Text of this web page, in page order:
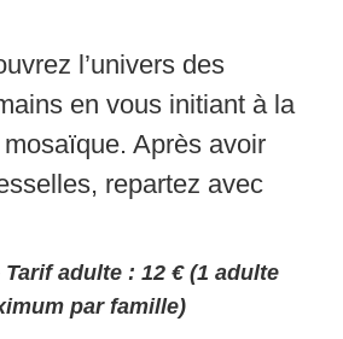
l’univers des
en vous initiant à la
Après avoir
repartez avec
adulte : 12 € (1 adulte
par famille)